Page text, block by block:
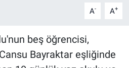
A- A+
beş öğrencisi,
Bayraktar eşliğinde